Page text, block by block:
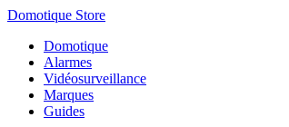
Domotique Store
Domotique
Alarmes
Vidéosurveillance
Marques
Guides